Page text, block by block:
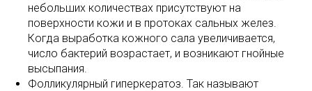
небольших количествах присутствуют на
поверхности кожи и в протоках сальных желез.
Когда выработка кожного сала увеличивается,
число бактерий возрастает, и возникают гнойные
высыпания.
Фолликулярный гиперкератоз. Так называют